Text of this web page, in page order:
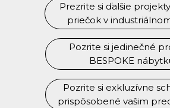
Prezrite si ďalšie
priečok v
Pozrite si jedinečné
BESPOKE
Pozrite si exkluzívne
prispôsobené vašim